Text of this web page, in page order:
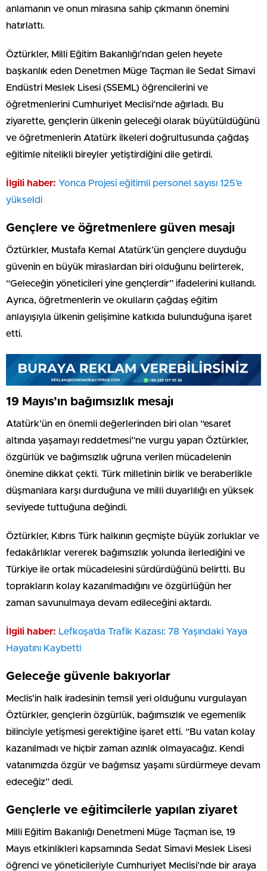
anlamanın ve onun mirasına sahip çıkmanın önemini
hatırlattı.
Öztürkler, Milli Eğitim Bakanlığı’ndan gelen heyete
başkanlık eden Denetmen Müge Taçman ile Sedat Simavi
Endüstri Meslek Lisesi (SSEML) öğrencilerini ve
öğretmenlerini Cumhuriyet Meclisi’nde ağırladı. Bu
ziyarette, gençlerin ülkenin geleceği olarak büyütüldüğünü
ve öğretmenlerin Atatürk ilkeleri doğrultusunda çağdaş
eğitimle nitelikli bireyler yetiştirdiğini dile getirdi.
İlgili haber: Yonca Projesi eğitimli personel sayısı 125’e
yükseldi
Gençlere ve öğretmenlere güven mesajı
Öztürkler, Mustafa Kemal Atatürk’ün gençlere duyduğu
güvenin en büyük miraslardan biri olduğunu belirterek,
“Geleceğin yöneticileri yine gençlerdir” ifadelerini kullandı.
Ayrıca, öğretmenlerin ve okulların çağdaş eğitim
anlayışıyla ülkenin gelişimine katkıda bulunduğuna işaret
etti.
19 Mayıs’ın bağımsızlık mesajı
Atatürk’ün en önemli değerlerinden biri olan “esaret
altında yaşamayı reddetmesi”ne vurgu yapan Öztürkler,
özgürlük ve bağımsızlık uğruna verilen mücadelenin
önemine dikkat çekti. Türk milletinin birlik ve beraberlikle
düşmanlara karşı durduğuna ve milli duyarlılığı en yüksek
seviyede tuttuğuna değindi.
Öztürkler, Kıbrıs Türk halkının geçmişte büyük zorluklar ve
fedakârlıklar vererek bağımsızlık yolunda ilerlediğini ve
Türkiye ile ortak mücadelesini sürdürdüğünü belirtti. Bu
toprakların kolay kazanılmadığını ve özgürlüğün her
zaman savunulmaya devam edileceğini aktardı.
İlgili haber: Lefkoşa’da Trafik Kazası: 78 Yaşındaki Yaya
Hayatını Kaybetti
Geleceğe güvenle bakıyorlar
Meclis’in halk iradesinin temsil yeri olduğunu vurgulayan
Öztürkler, gençlerin özgürlük, bağımsızlık ve egemenlik
bilinciyle yetişmesi gerektiğine işaret etti. “Bu vatan kolay
kazanılmadı ve hiçbir zaman azınlık olmayacağız. Kendi
vatanımızda özgür ve bağımsız yaşamı sürdürmeye devam
edeceğiz” dedi.
Gençlerle ve eğitimcilerle yapılan ziyaret
Milli Eğitim Bakanlığı Denetmeni Müge Taçman ise, 19
Mayıs etkinlikleri kapsamında Sedat Simavi Meslek Lisesi
öğrenci ve yöneticileriyle Cumhuriyet Meclisi’nde bir araya